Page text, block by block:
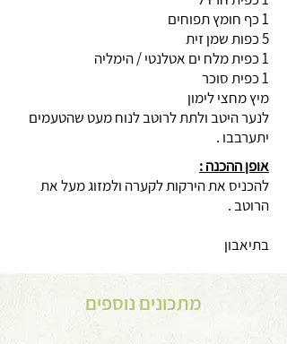
1 כף חומץ תפוחים
5 כפות שמן זית
1 כפית מלח ים אטלנטי / הימליה
1 כפית סוכר
מיץ מחצי לימון
לנער היטב ולתת לרוטב לנוח מעט שהטעמים
יתערבבו .
אופן ההכנה :
להכניס את הירקות לקערה ולמזוג מעל את
הרוטב .
בתיאבון
מתכונים נוספים